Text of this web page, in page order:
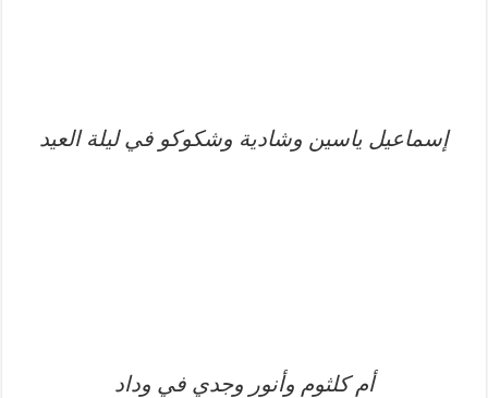
إسماعيل ياسين وشادية وشكوكو في ليلة العيد
أم كلثوم وأنور وجدي في وداد